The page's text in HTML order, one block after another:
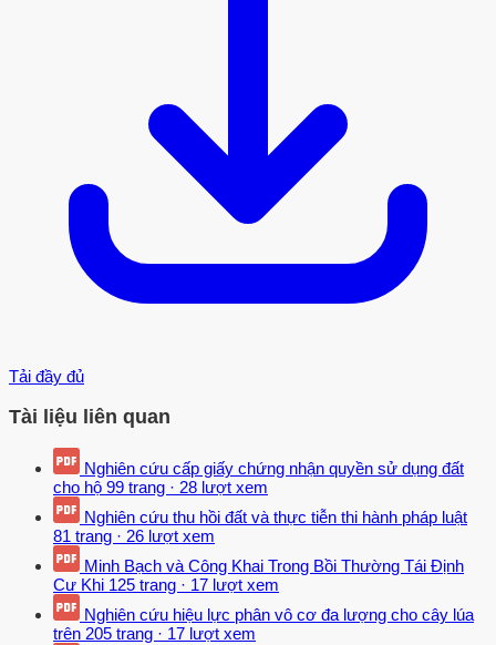
Tải đầy đủ
Tài liệu liên quan
Nghiên cứu cấp giấy chứng nhận quyền sử dụng đất
cho hộ 99 trang · 28 lượt xem
Nghiên cứu thu hồi đất và thực tiễn thi hành pháp luật
81 trang · 26 lượt xem
Minh Bạch và Công Khai Trong Bồi Thường Tái Định
Cư Khi 125 trang · 17 lượt xem
Nghiên cứu hiệu lực phân vô cơ đa lượng cho cây lúa
trên 205 trang · 17 lượt xem